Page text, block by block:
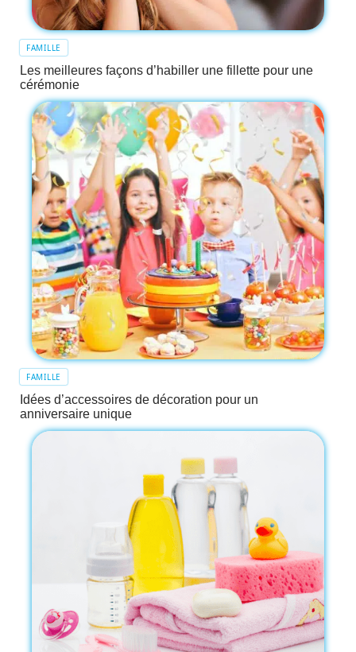
FAMILLE
Les meilleures façons d’habiller une fillette pour une
cérémonie
FAMILLE
Idées d’accessoires de décoration pour un
anniversaire unique